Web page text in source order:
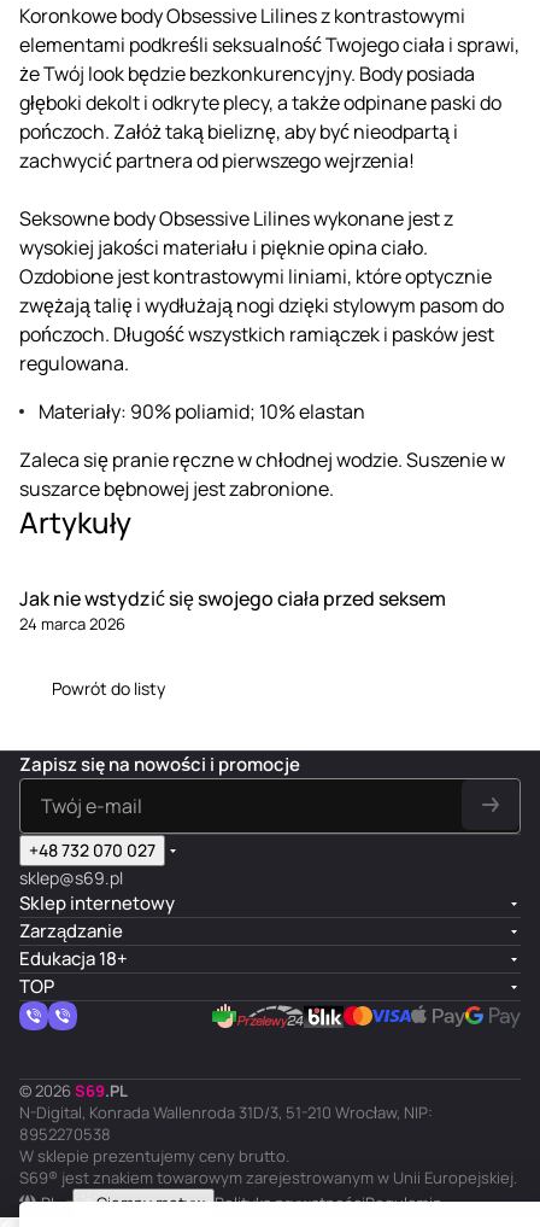
Koronkowe body Obsessive Lilines z kontrastowymi
elementami podkreśli seksualność Twojego ciała i sprawi,
że Twój look będzie bezkonkurencyjny. Body posiada
głęboki dekolt i odkryte plecy, a także odpinane paski do
pończoch. Załóż taką bieliznę, aby być nieodpartą i
zachwycić partnera od pierwszego wejrzenia!
Seksowne body Obsessive Lilines wykonane jest z
wysokiej jakości materiału i pięknie opina ciało.
Ozdobione jest kontrastowymi liniami, które optycznie
zwężają talię i wydłużają nogi dzięki stylowym pasom do
pończoch. Długość wszystkich ramiączek i pasków jest
regulowana.
Materiały: 90% poliamid; 10% elastan
Zaleca się pranie ręczne w chłodnej wodzie. Suszenie w
suszarce bębnowej jest zabronione.
Artykuły
Jak nie wstydzić się swojego ciała przed seksem
24 marca 2026
Powrót do listy
Zapisz się na nowości i promocje
+48 732 070 027
sklep@s69.pl
Sklep internetowy
Zarządzanie
Edukacja 18+
TOP
© 2026 S69.PL
N-Digital, Konrada Wallenroda 31D/3, 51-210 Wrocław, NIP:
8952270538
W sklepie prezentujemy ceny brutto.
S69® jest znakiem towarowym zarejestrowanym w Unii Europejskiej.
PL
Ciemny motyw Polityka prywatnościRegulamin